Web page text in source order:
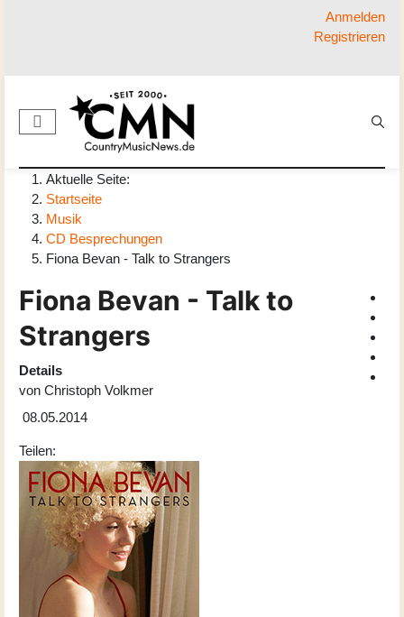
Anmelden
Registrieren
Aktuelle Seite:
Startseite
Musik
CD Besprechungen
Fiona Bevan - Talk to Strangers
Fiona Bevan - Talk to
Strangers
Details
von Christoph Volkmer
08.05.2014
Teilen: